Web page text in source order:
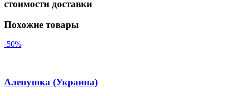
стоимости доставки
Похожие товары
-50%
Аленушка (Украина)